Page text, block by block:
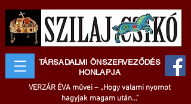
TÁRSADALMI ÖNSZERVEZŐDÉS
HONLAPJA
VERZÁR ÉVA művei – „Hogy valami nyomot
hagyjak magam után..."